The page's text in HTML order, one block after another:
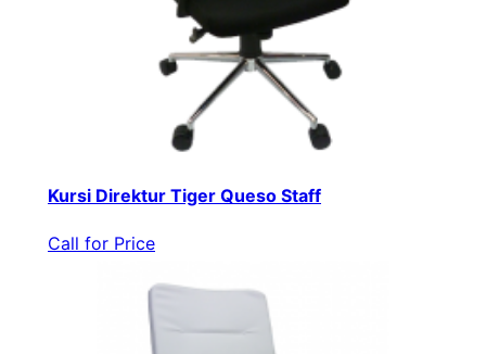
Kursi Direktur Tiger Queso Staff
Call for Price